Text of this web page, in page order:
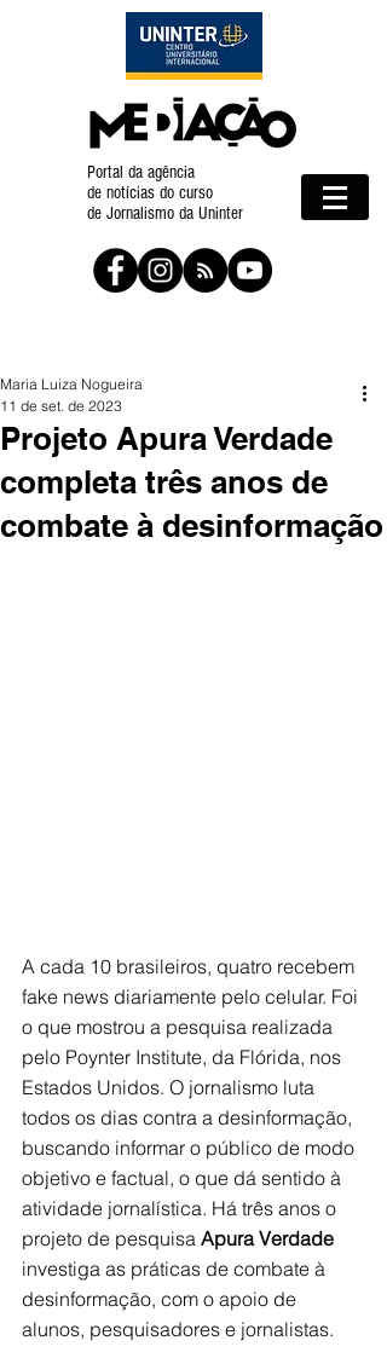
Portal da agência
de notícias do curso
de Jornalismo da Uninter
Projeto Apura Verdade
completa três anos de
combate à desinformação
Maria Luiza Nogueira
11 de set. de 2023
A cada 10 brasileiros, quatro recebem
fake news diariamente pelo celular. Foi
o que mostrou a pesquisa realizada
pelo Poynter Institute, da Flórida, nos
Estados Unidos. O jornalismo luta
todos os dias contra a desinformação,
buscando informar o público de modo
objetivo e factual, o que dá sentido à
atividade jornalística. Há três anos o
projeto de pesquisa Apura Verdade
investiga as práticas de combate à
desinformação, com o apoio de
alunos, pesquisadores e jornalistas.